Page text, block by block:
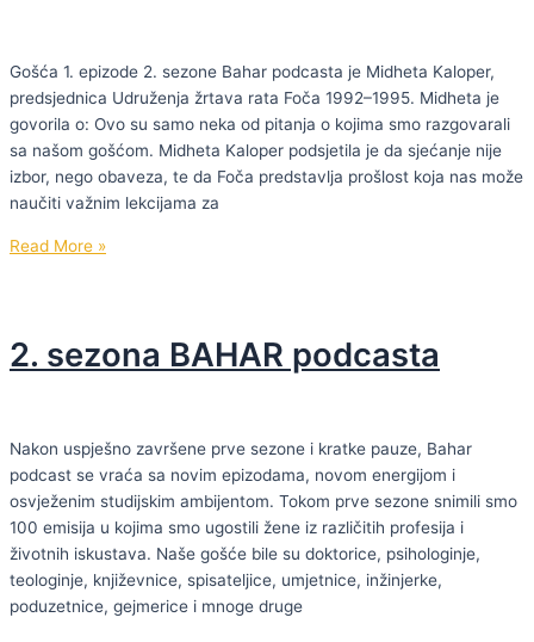
Gošća 1. epizode 2. sezone Bahar podcasta je Midheta Kaloper,
predsjednica Udruženja žrtava rata Foča 1992–1995. Midheta je
govorila o: Ovo su samo neka od pitanja o kojima smo razgovarali
sa našom gošćom. Midheta Kaloper podsjetila je da sjećanje nije
izbor, nego obaveza, te da Foča predstavlja prošlost koja nas može
naučiti važnim lekcijama za
BAHAR
Kaloper:
“Zločinac
na
mjesto
zločina
–
Foča
nas
treba
Read More »
2. sezona BAHAR podcasta
Nakon uspješno završene prve sezone i kratke pauze, Bahar
podcast se vraća sa novim epizodama, novom energijom i
osvježenim studijskim ambijentom. Tokom prve sezone snimili smo
100 emisija u kojima smo ugostili žene iz različitih profesija i
životnih iskustava. Naše gošće bile su doktorice, psihologinje,
teologinje, književnice, spisateljice, umjetnice, inžinjerke,
poduzetnice, gejmerice i mnoge druge